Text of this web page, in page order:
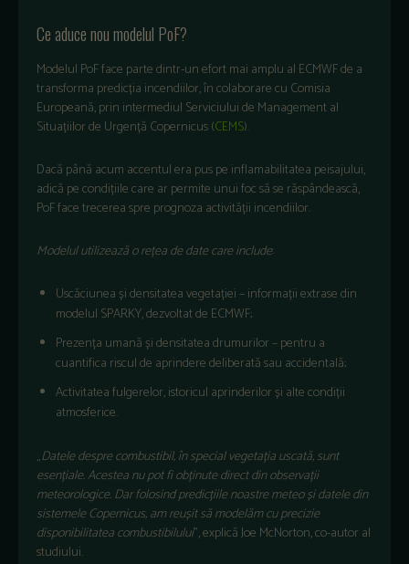
Ce aduce nou modelul PoF?
Modelul PoF face parte dintr-un efort mai amplu al ECMWF de a
transforma predicția incendiilor, în colaborare cu Comisia
Europeană, prin intermediul Serviciului de Management al
Situațiilor de Urgență Copernicus (CEMS).
Dacă până acum accentul era pus pe inflamabilitatea peisajului,
adică pe condițiile care ar permite unui foc să se răspândească,
PoF face trecerea spre prognoza activității incendiilor.
Modelul utilizează o rețea de date care include:
Uscăciunea și densitatea vegetației – informații extrase din
modelul SPARKY, dezvoltat de ECMWF;
Prezența umană și densitatea drumurilor – pentru a
cuantifica riscul de aprindere deliberată sau accidentală;
Activitatea fulgerelor, istoricul aprinderilor și alte condiții
atmosferice.
„Datele despre combustibil, în special vegetația uscată, sunt
esențiale. Acestea nu pot fi obținute direct din observații
meteorologice. Dar folosind predicțiile noastre meteo și datele din
sistemele Copernicus, am reușit să modelăm cu precizie
disponibilitatea combustibilului”, explică Joe McNorton, co-autor al
studiului.